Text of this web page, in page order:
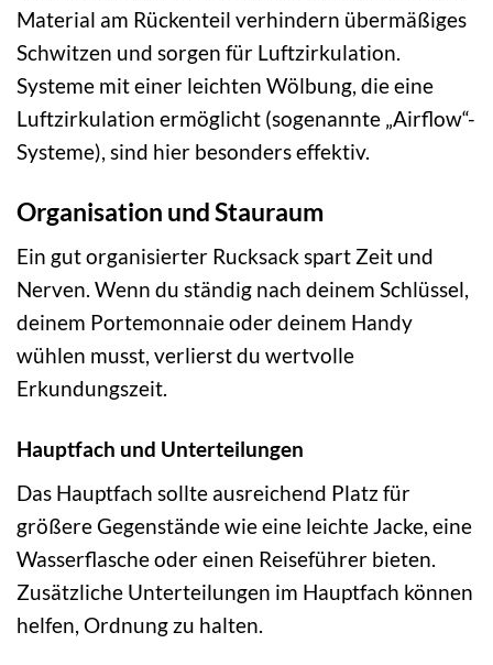
Material am Rückenteil verhindern übermäßiges
Schwitzen und sorgen für Luftzirkulation.
Systeme mit einer leichten Wölbung, die eine
Luftzirkulation ermöglicht (sogenannte „Airflow“-
Systeme), sind hier besonders effektiv.
Organisation und Stauraum
Ein gut organisierter Rucksack spart Zeit und
Nerven. Wenn du ständig nach deinem Schlüssel,
deinem Portemonnaie oder deinem Handy
wühlen musst, verlierst du wertvolle
Erkundungszeit.
Hauptfach und Unterteilungen
Das Hauptfach sollte ausreichend Platz für
größere Gegenstände wie eine leichte Jacke, eine
Wasserflasche oder einen Reiseführer bieten.
Zusätzliche Unterteilungen im Hauptfach können
helfen, Ordnung zu halten.